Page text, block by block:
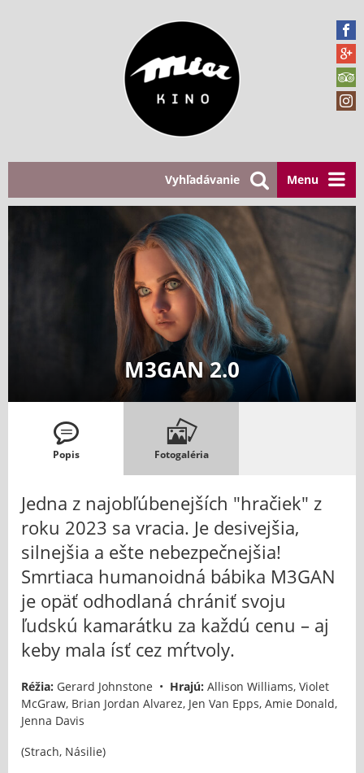
Menu
Vyhľadávanie
M3GAN 2.0
Popis Fotogaléria
Jedna z najobľúbenejších "hračiek" z
roku 2023 sa vracia. Je desivejšia,
silnejšia a ešte nebezpečnejšia!
Smrtiaca humanoidná bábika M3GAN
je opäť odhodlaná chrániť svoju
ľudskú kamarátku za každú cenu – aj
keby mala ísť cez mŕtvoly.
Réžia: Gerard Johnstone • Hrajú: Allison Williams, Violet
McGraw, Brian Jordan Alvarez, Jen Van Epps, Amie Donald,
Jenna Davis
(Strach, Násilie)